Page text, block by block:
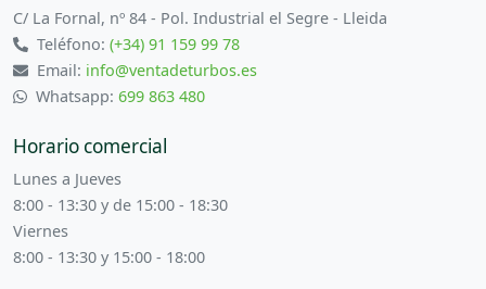
C/ La Fornal, nº 84 - Pol. Industrial el Segre - Lleida
Teléfono:(+34) 91 159 99 78
Email: info@ventadeturbos.es
Whatsapp: 699 863 480
Horario comercial
Lunes a Jueves
8:00 - 13:30 y de 15:00 - 18:30
Viernes
8:00 - 13:30 y 15:00 - 18:00